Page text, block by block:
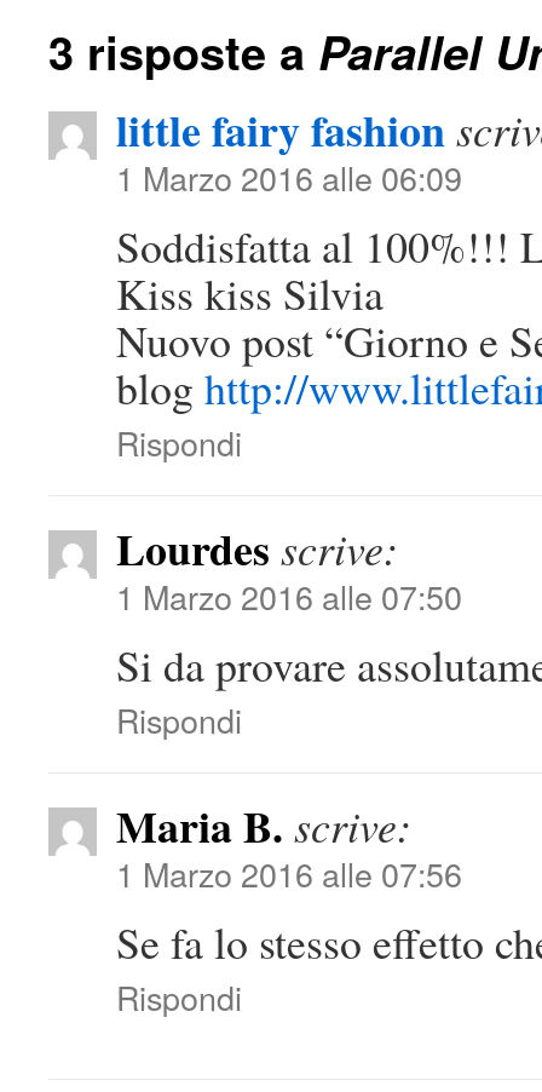
3 risposte a Parallel
little fairy fashion
1 Marzo 2016 alle 06:09
Soddisfatta al 100%!!!
Kiss kiss Silvia
Nuovo post “Giorno e
blog http://
Rispondi
Lourdes scrive:
1 Marzo 2016 alle 07:50
Si da provare
Rispondi
Maria B. scrive:
1 Marzo 2016 alle 07:56
Se fa lo stesso effetto
Rispondi